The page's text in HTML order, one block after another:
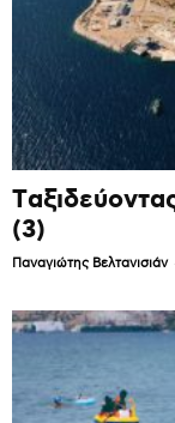
(3)
Παναγιώτης Βελτανισιάν